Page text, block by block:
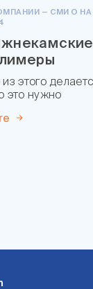
— СМИ О
из этого
это нужно